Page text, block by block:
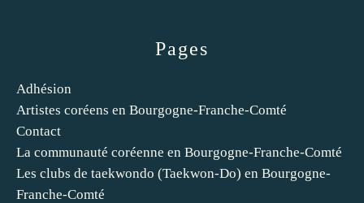
Pages
Adhésion
Artistes coréens en Bourgogne-Franche-Comté
Contact
La communauté coréenne en Bourgogne-Franche-Comté
Les clubs de taekwondo (Taekwon-Do) en Bourgogne-
Franche-Comté